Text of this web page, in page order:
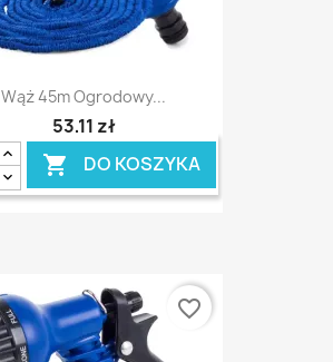
Wąż 45m Ogrodowy...
53,11 zł
 DO KOSZYKA
favorite_border